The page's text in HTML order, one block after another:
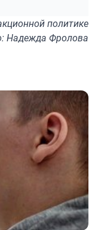
политике
Надежда Фролова